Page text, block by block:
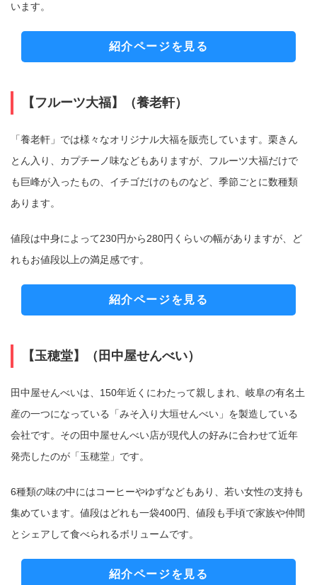
います。
紹介ページを見る
【フルーツ大福】（養老軒）
「養老軒」では様々なオリジナル大福を販売しています。栗きん
とん入り、カプチーノ味などもありますが、フルーツ大福だけで
も巨峰が入ったもの、イチゴだけのものなど、季節ごとに数種類
あります。
値段は中身によって230円から280円くらいの幅がありますが、ど
れもお値段以上の満足感です。
紹介ページを見る
【玉穂堂】（田中屋せんべい）
田中屋せんべいは、150年近くにわたって親しまれ、岐阜の有名土
産の一つになっている「みそ入り大垣せんべい」を製造している
会社です。その田中屋せんべい店が現代人の好みに合わせて近年
発売したのが「玉穂堂」です。
6種類の味の中にはコーヒーやゆずなどもあり、若い女性の支持も
集めています。値段はどれも一袋400円、値段も手頃で家族や仲間
とシェアして食べられるボリュームです。
紹介ページを見る